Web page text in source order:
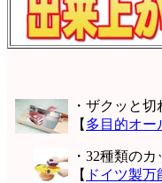
・ザクッと
【 多目的オー
・32種類のカ
【 ドイツ製